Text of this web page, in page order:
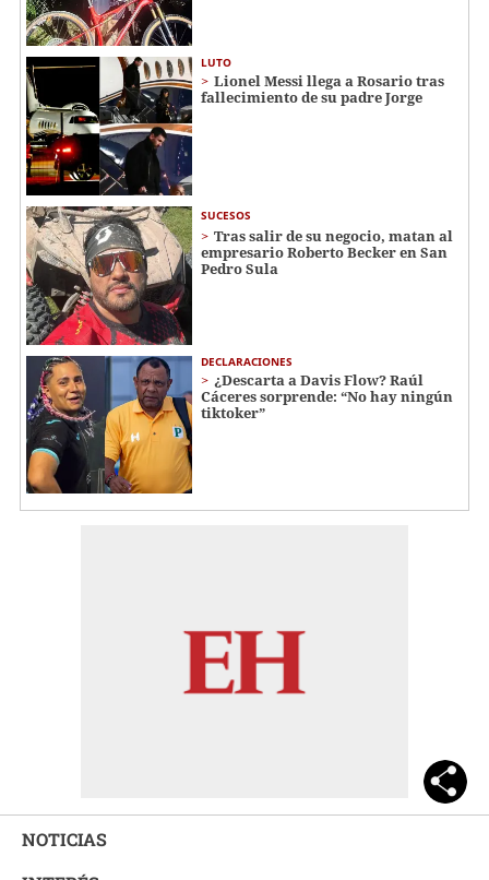
LUTO
Lionel Messi llega a Rosario tras
fallecimiento de su padre Jorge
SUCESOS
Tras salir de su negocio, matan al
empresario Roberto Becker en San
Pedro Sula
DECLARACIONES
¿Descarta a Davis Flow? Raúl
Cáceres sorprende: “No hay ningún
tiktoker”
NOTICIAS